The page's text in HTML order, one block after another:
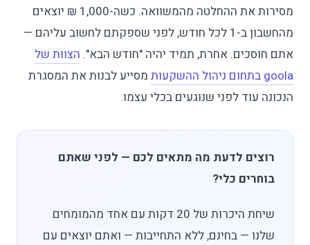
מסירות את ההחלטה מהמשוואה. כשה-1,000 ₪ יוצאים
מהחשבון ב-1 לכל חודש, לפני שספקתם לחשוב עליהם —
אתם חוסכים. אחרת, תמיד יהיה "חודש הבא". הצוות של
goola בתחום ניהול ההשקעות
מסייע לבנות את המסגרת
הנכונה עוד לפני שנוגעים בכלי עצמו.
רוצים לדעת מה מתאים לכם — לפני שאתם
בוחרים כלי?
שיחת היכרות של 20 דקות עם אחד מהמומחים
שלנו — בחינם, ללא התחייבות — ואתם יוצאים עם